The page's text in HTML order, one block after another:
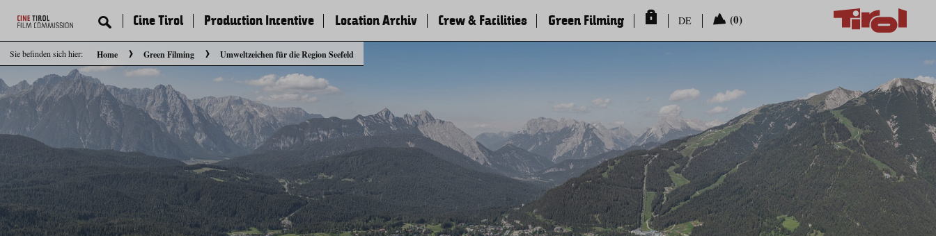
Sie befinden sich hier: Home Green Filming Umweltzeichen für die Region Seefeld
Cine Tirol Production Incentive Location Archiv Crew & Facilities Green Filming DE (0)